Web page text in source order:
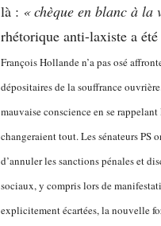
là : « chèque en blanc à la
rhétorique anti-laxiste a
François Hollande n’a pas osé
dépositaires de la souffrance
mauvaise conscience en se
changeraient tout. Les sénateurs
d’annuler les sanctions pénales et
sociaux, y compris lors de
explicitement écartées, la nouvelle